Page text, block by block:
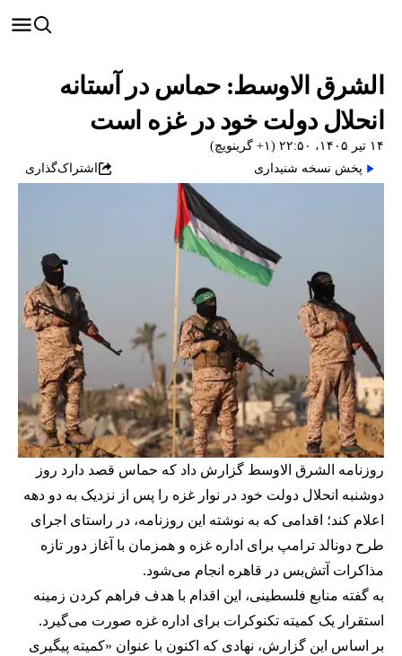
الشرق الاوسط: حماس در آستانه
انحلال دولت خود در غزه است
۱۴ تیر ۱۴۰۵، ۲۲:۵۰ (‎+۱ گرینویچ)
پخش نسخه شنیداری
اشتراک‌گذاری
روزنامه الشرق الاوسط گزارش داد که حماس قصد دارد روز
دوشنبه انحلال دولت خود در نوار غزه را پس از نزدیک به دو دهه
اعلام کند؛ اقدامی که به نوشته این روزنامه، در راستای اجرای
طرح دونالد ترامپ برای اداره غزه و همزمان با آغاز دور تازه
مذاکرات آتش‌بس در قاهره انجام می‌شود.
به گفته منابع فلسطینی، این اقدام با هدف فراهم کردن زمینه
استقرار یک کمیته تکنوکرات برای اداره غزه صورت می‌گیرد.
بر اساس این گزارش، نهادی که اکنون با عنوان «کمیته پیگیری